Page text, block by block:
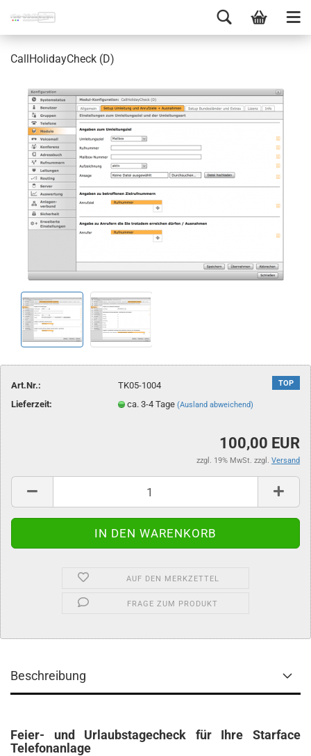
Call­Ho­li­day­Check (D)
TOP
Art.Nr.:
TK05-1004
Lieferzeit:
ca. 3-4 Tage (Ausland abweichend)
100,00 EUR
zzgl. 19% MwSt. zzgl. Versand
AUF DEN MERKZETTEL
FRAGE ZUM PRODUKT
Beschreibung
Feier- und Urlaubstagecheck für Ihre Starface
Telefonanlage